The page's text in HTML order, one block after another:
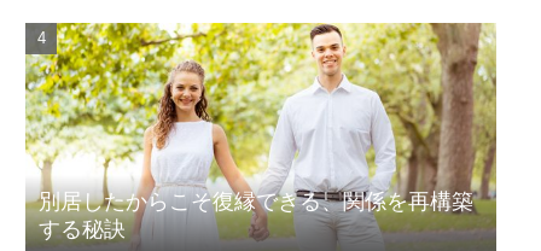
別居したからこそ復縁できる、関係を再構築
する秘訣